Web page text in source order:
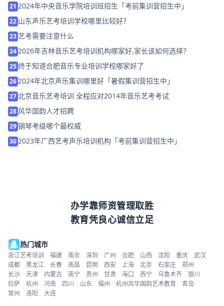
21 2024年中央音乐学院培训班招生「考前集训营招生中」
22 山东声乐艺考培训学校哪里比较好？
23艺考需要注意什么
24 2026年吉林音乐艺考培训机构哪家好,家长该如何选择？
25终于知道合肥音乐专业培训学校哪家好了
26 2024年北京声乐集训哪里好「暑假集训营招生中」
27 北京音乐艺考培训 全程应对2014年音乐艺考考试
28 风华国韵人才招聘
29钢琴考级哪个最权威
30 2023年广西艺考声乐培训机构「考前集训营招生中」
办学靠师资管理取胜
教育凭良心诚信立足
热门城市
浙江艺考培训 福建 南京 深圳 广州 合肥 山西 沈阳 重庆
武汉
成都
黑龙江 长春 南昌 昆明 西安 上海 北京 石家庄
郑州
长沙
天津 内蒙古 南宁 贵州 甘肃 海口 西宁 乌鲁木齐
银川
拉萨
杭州 河南 四川 山东 福州 杭州风华国韵艺术教育
青岛
常州
洛阳 大连